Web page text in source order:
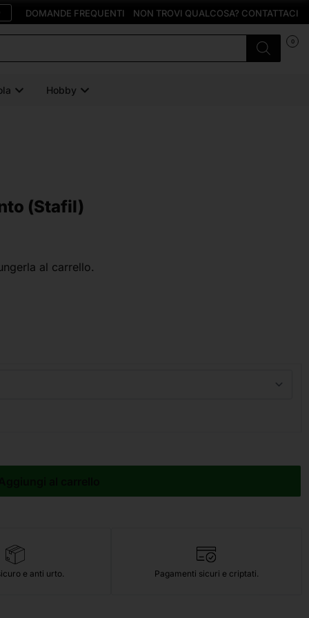
DOMANDE FREQUENTI NON TROVI QUALCOSA? CONTATTACI
0
Hobby
(Stafil)
al carrello.
e anti urto. Pagamenti sicuri e criptati.